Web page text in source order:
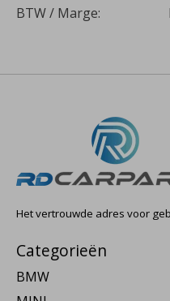
BTW / Marge:
Het vertrouwde adres voor
Categorieën
BMW